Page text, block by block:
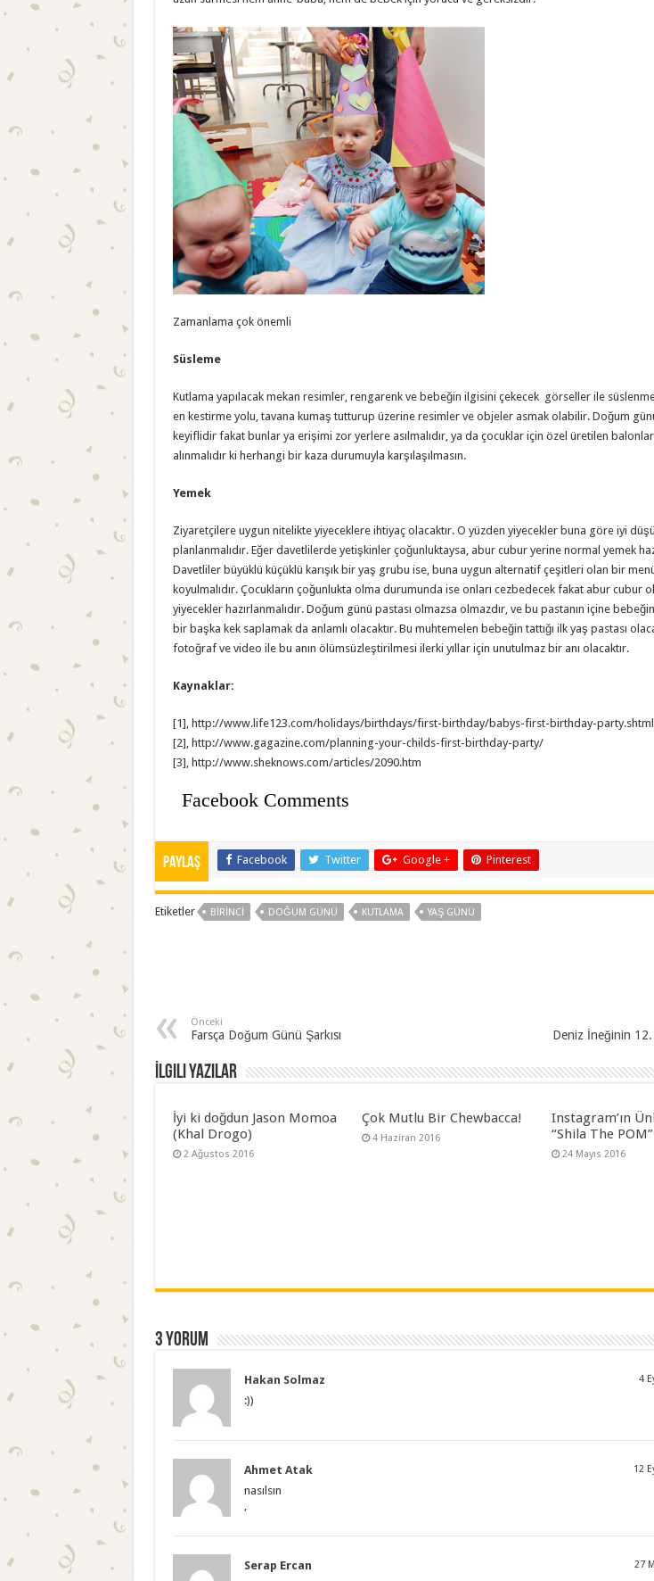
Zamanlama çok önemli
Süsleme
Kutlama yapılacak mekan resimler, rengarenk ve bebeğin ilgisini çekecek görseller ile
en kestirme yolu, tavana kumaş tutturup üzerine resimler ve objeler asmak olabilir. Doğum
keyiflidir fakat bunlar ya erişimi zor yerlere asılmalıdır, ya da çocuklar için özel üretilen
alınmalıdır ki herhangi bir kaza durumuyla karşılaşılmasın.
Yemek
Ziyaretçilere uygun nitelikte yiyeceklere ihtiyaç olacaktır. O yüzden yiyecekler buna göre iyi
planlanmalıdır. Eğer davetlilerde yetişkinler çoğunluktaysa, abur cubur yerine normal yemek
Davetliler büyüklü küçüklü karışık bir yaş grubu ise, buna uygun alternatif çeşitleri olan bir
koyulmalıdır. Çocukların çoğunlukta olma durumunda ise onları cezbedecek fakat abur cubur
yiyecekler hazırlanmalıdır. Doğum günü pastası olmazsa olmazdır, ve bu pastanın içine
bir başka kek saplamak da anlamlı olacaktır. Bu muhtemelen bebeğin tattığı ilk yaş pastası
fotoğraf ve video ile bu anın ölümsüzleştirilmesi ilerki yıllar için unutulmaz bir anı olacaktır.
Kaynaklar:
[1], http://www.life123.com/holidays/birthdays/first-birthday/babys-first-birthday-party.shtml
[2], http://www.gagazine.com/planning-your-childs-first-birthday-party/
[3], http://www.sheknows.com/articles/2090.htm
Facebook Comments
Paylaş Facebook Twitter Google + Pinterest
Etiketler BIRINCI DOĞUM GÜNÜ KUTLAMA YAŞ GÜNÜ
Önceki
Farsça Doğum Günü Şarkısı Deniz İneğinin 12.
İlgili Yazılar
İyi ki doğdun Jason Momoa
(Khal Drogo)
2 Ağustos 2016
Çok Mutlu Bir Chewbacca!
4 Haziran 2016
Instagram’ın
“Shila The
24 Mayıs 2016
3 yorum
Hakan Solmaz 4
:))
Ahmet Atak 12
nasılsın
,
Serap Ercan 27